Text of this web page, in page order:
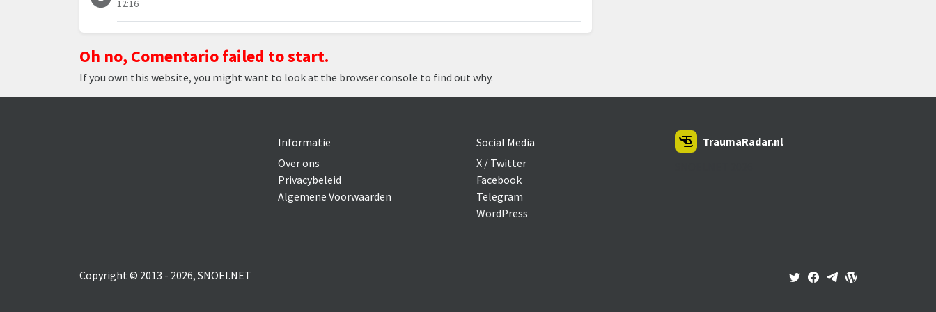
12:16
Oh no, Comentario failed to start.
If you own this website, you might want to look at the browser console to find out why.
Informatie
Over ons
Privacybeleid
Algemene Voorwaarden
Social Media
X / Twitter
Facebook
Telegram
WordPress
TraumaRadar.nl
Copyright © 2013 - 2026, SNOEI.NET